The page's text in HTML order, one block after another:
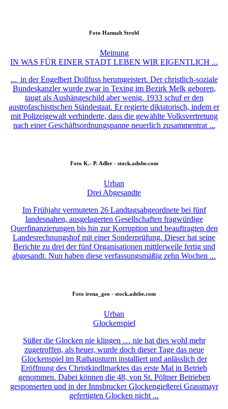
Foto Hannah Strobl
Meinung
IN WAS FÜR EINER STADT LEBEN WIR EIGENTLICH ...
... in der Engelbert Dollfuss herumgeistert. Der christlich-soziale
Bundeskanzler wurde zwar in Texing im Bezirk Melk geboren,
taugt als Aushängeschild aber wenig. 1933 schuf er den
austrofaschistischen Ständestaat. Er regierte diktatorisch, indem er
mit Polizeigewalt verhinderte, dass die gewählte Volksvertretung
nach einer Geschäftsordnungspanne neuerlich zusammentrat ...
Foto K.- P. Adler - stock.adobe.com
Urban
Drei Abgesandte
Im Frühjahr vermuteten 26 Landtagsabgeordnete bei fünf
landesnahen, ausgelagerten Gesellschaften fragwürdige
Querfinanzierungen bis hin zur Korruption und beauftragten den
Landesrechnungshof mit einer Sonderprüfung. Dieser hat seine
Berichte zu drei der fünf Organisationen mittlerweile fertig und
abgesandt. Nun haben diese verfassungsmäßig zehn Wochen ...
Foto irena_geo - stock.adobe.com
Urban
Glockenspiel
Süßer die Glocken nie klingen … nie hat dies wohl mehr
zugetroffen, als heuer, wurde doch dieser Tage das neue
Glockenspiel im Rathausturm installiert und anlässlich der
Eröffnung des Christkindlmarktes das erste Mal in Betrieb
genommen. Dabei können die 48, von St. Pöltner Betrieben
gesponserten und in der Innsbrucker Glockengießerei Grassmayr
gefertigten Glocken nicht ...